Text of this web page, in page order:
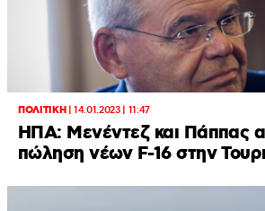
ΠΟΛΙΤΙΚΗ|14.01.2023 | 11:47
ΗΠΑ: Μενέντεζ και Πάππας
πώληση νέων F-16 στην